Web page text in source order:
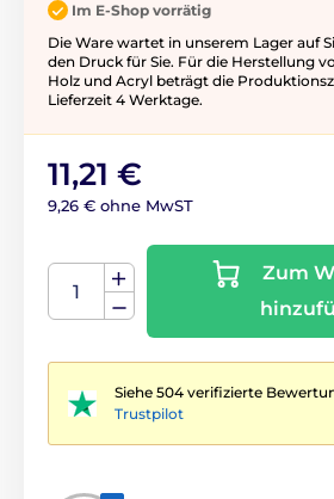
Im E-Shop vorrätig
Die Ware wartet in unserem Lager auf
den Druck für Sie. Für die Herstellung
Holz und Acryl beträgt die
Lieferzeit 4 Werktage.
11,21 €
9,26 € ohne MwST
Zum
Siehe 504 verifizierte
Trustpilot